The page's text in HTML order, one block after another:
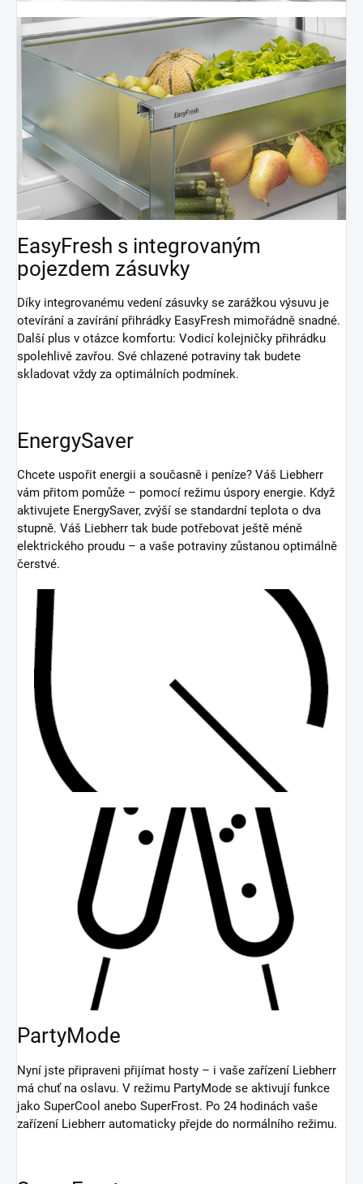
EasyFresh s integrovaným
pojezdem zásuvky
Díky integrovanému vedení zásuvky se zarážkou výsuvu je
otevírání a zavírání přihrádky EasyFresh mimořádně snadné.
Další plus v otázce komfortu: Vodicí kolejničky přihrádku
spolehlivě zavřou. Své chlazené potraviny tak budete
skladovat vždy za optimálních podmínek.
EnergySaver
Chcete uspořit energii a současně i peníze? Váš Liebherr
vám přitom pomůže – pomocí režimu úspory energie. Když
aktivujete EnergySaver, zvýší se standardní teplota o dva
stupně. Váš Liebherr tak bude potřebovat ještě méně
elektrického proudu – a vaše potraviny zůstanou optimálně
čerstvé.
PartyMode
Nyní jste připraveni přijímat hosty – i vaše zařízení Liebherr
má chuť na oslavu. V režimu PartyMode se aktivují funkce
jako SuperCool anebo SuperFrost. Po 24 hodinách vaše
zařízení Liebherr automaticky přejde do normálního režimu.